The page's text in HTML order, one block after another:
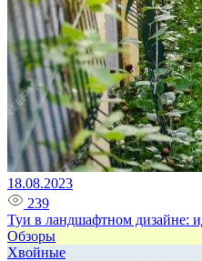
18.08.2023
239
Туи в ландшафтном дизайне:
Обзоры
Хвойные